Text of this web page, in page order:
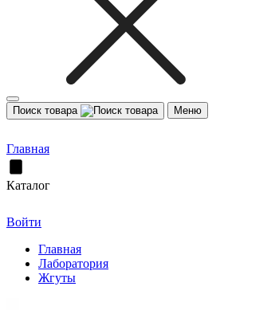
Поиск товара Меню
Главная
Каталог
Войти
Главная
Лаборатория
Жгуты